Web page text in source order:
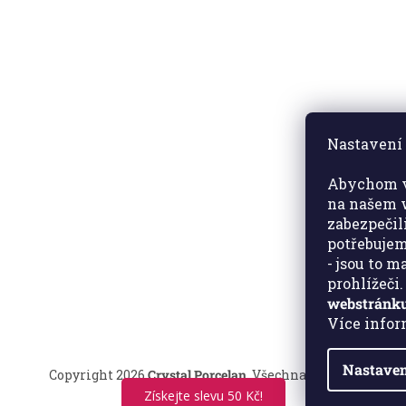
Nastavení
Abychom
na našem
- jsou to
prohlížeči.
Více
Copyright 2026Crystal Porcelan. Všechna práva
Získejte slevu 50 Kč!